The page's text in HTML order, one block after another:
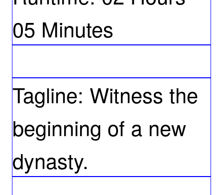
05 Minutes
Tagline: Witness the
beginning of a new
dynasty.